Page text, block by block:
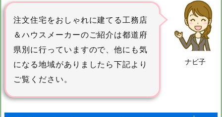
ナビ子
注文住宅をおしゃれに建てる工務店
＆ハウスメーカーのご紹介は都道府
県別に行っていますので、他にも気
になる地域がありましたら下記より
ご覧ください。